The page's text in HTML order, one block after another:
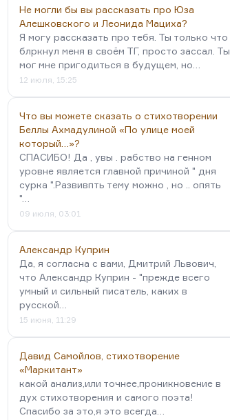
Не могли бы вы рассказать про Юза
Алешковского и Леонида Мациха?
Я могу рассказать про тебя. Ты только что
блркнул меня в своём ТГ, просто зассал. Ты
мог мне пригодиться в будущем, но…
12 июля, 15:25
Что вы можете сказать о стихотворении
Беллы Ахмадулиной «По улице моей
который…»?
СПАСИБО! Да , увы . рабство на генном
уровне является главной причиной " дня
сурка ".Развивпть тему можно , но .. опять
"…
09 июля, 03:01
Александр Куприн
Да, я согласна с вами, Дмитрий Львович,
что Александр Куприн - "прежде всего
умный и сильный писатель, каких в
русской…
15 июня, 11:29
Давид Самойлов, стихотворение
«Маркитант»
какой анализ,или точнее,проникновение в
дух стихотворения и самого поэта!
Спасибо за это,я это всегда…